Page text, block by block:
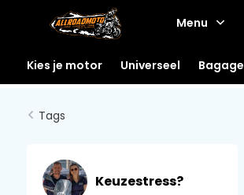
Menu
Kies je motor Universeel Bagage
Tags
Keuzestress?